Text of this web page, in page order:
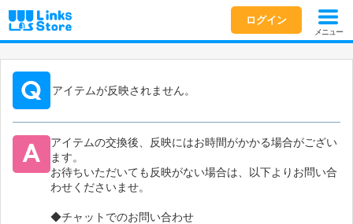
ログイン
メニュー
アイテムが反映されません。
アイテムの交換後、反映にはお時間がかかる場合がござい
ます。
お待ちいただいても反映がない場合は、以下よりお問い合
わせくださいませ。
◆チャットでのお問い合わせ